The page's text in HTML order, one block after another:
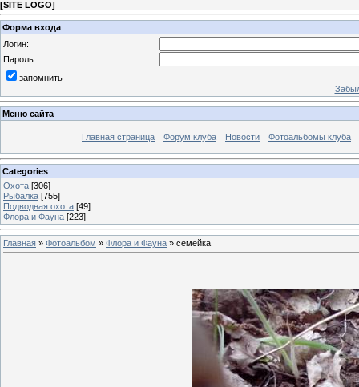
[SITE LOGO]
Форма входа
Логин:
Пароль:
запомнить
Меню сайта
Главная страница Форум клуба Новости Фотоальбомы клуба
Categories
Охота [306]
Рыбалка [755]
Подводная охота [49]
Флора и Фауна [223]
Главная » Фотоальбом » Флора и Фауна » семейка